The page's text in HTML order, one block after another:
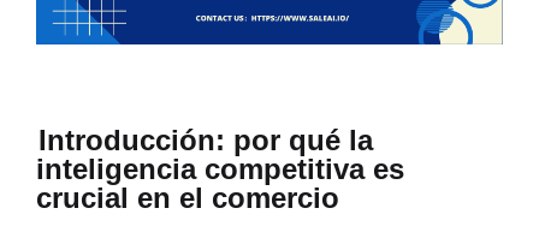
Introducción: por qué la
inteligencia competitiva es
crucial en el comercio